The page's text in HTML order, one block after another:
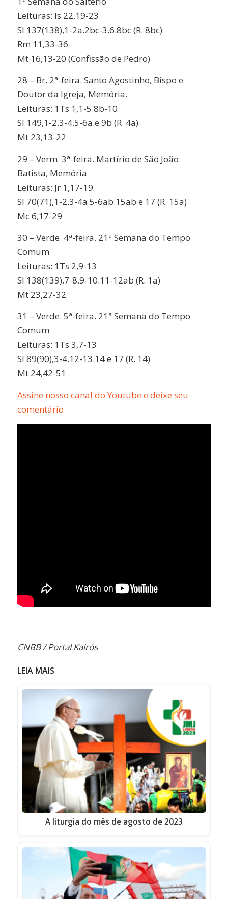
Leituras: Is 22,19-23
Sl 137(138),1-2a.2bc-3.6.8bc (R. 8bc)
Rm 11,33-36
Mt 16,13-20 (Confissão de Pedro)
28 – Br. 2ª-feira. Santo Agostinho, Bispo e
Doutor da Igreja, Memória.
Leituras: 1Ts 1,1-5.8b-10
Sl 149,1-2.3-4.5-6a e 9b (R. 4a)
Mt 23,13-22
29 – Verm. 3ª-feira. Martírio de São João
Batista, Memória
Leituras: Jr 1,17-19
Sl 70(71),1-2.3-4a.5-6ab.15ab e 17 (R. 15a)
Mc 6,17-29
30 – Verde. 4ª-feira. 21ª Semana do Tempo
Comum
Leituras: 1Ts 2,9-13
Sl 138(139),7-8.9-10.11-12ab (R. 1a)
Mt 23,27-32
31 – Verde. 5ª-feira. 21ª Semana do Tempo
Comum
Leituras: 1Ts 3,7-13
Sl 89(90),3-4.12-13.14 e 17 (R. 14)
Mt 24,42-51
Assine nosso canal do Youtube e deixe seu
comentário
CNBB / Portal Kairós
LEIA MAIS
A liturgia do mês de agosto de 2023